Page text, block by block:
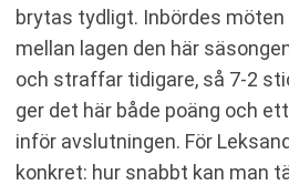
brytas tydligt. Inbördes
mellan lagen den här
och straffar tidigare, så 7-2
ger det här både poäng och
inför avslutningen. För
konkret: hur snabbt kan man